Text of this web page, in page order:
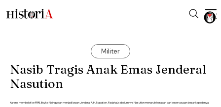
Militer
Nasib Tragis Anak Emas Jenderal
Nasution
Karena membelot ke PRRI, Boyke Nainggolan menjadi lawan Jenderal A.H. Nasution. Padahal, sebelumnya Nasution menaruh harapan dan kepercayaan besar kepadanya.